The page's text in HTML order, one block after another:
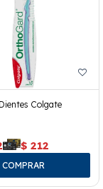
Colgate
$ 212